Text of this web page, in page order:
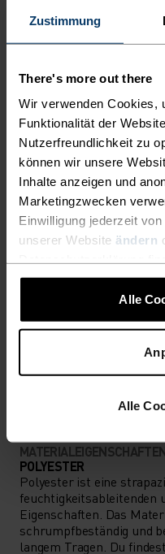
Zustimmung
There's more out there
Wir verwenden Cookies,
Funktionalität der
Nutzerfreundlichkeit zu
können wir unsere
Inhalte anzeigen und
Marketingzwecken
Einwilligung jederzeit von
unserer Website ändern
Alle
Alle
EIN
ALLES
Vielseitiger Komfort
Wanderung.
AKTIVITÄTSNIVEAU
POLYESTER
Polyester ist eine
feuchtigkeitsableitenden
Eigenschaften. Das
schrumpfbeständig und
langem Tragen. Du